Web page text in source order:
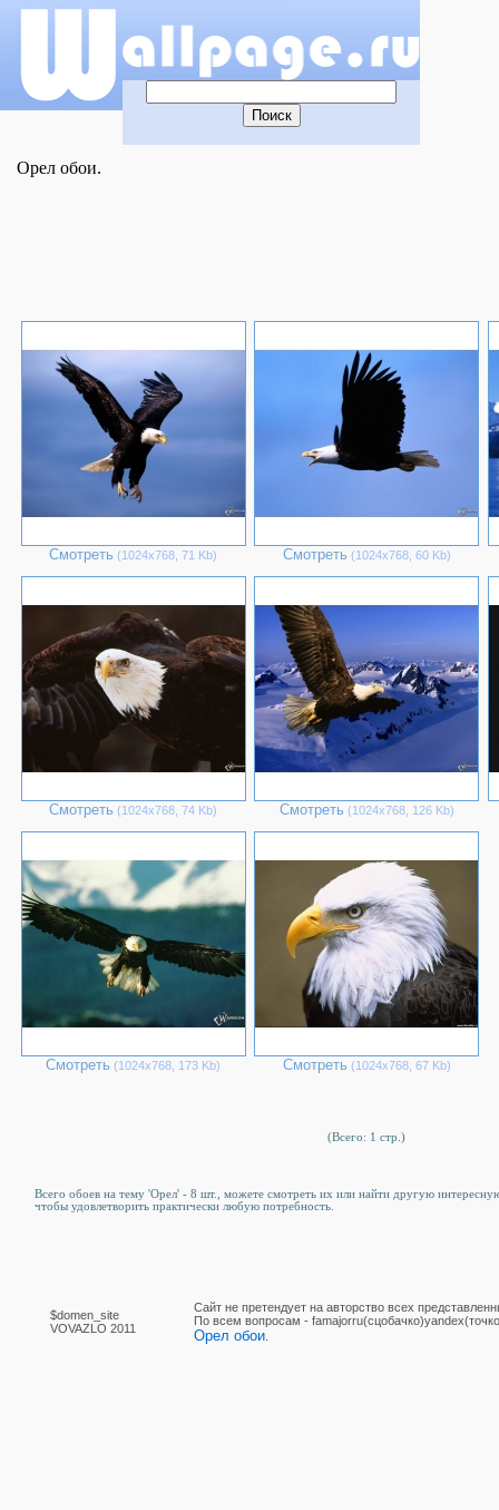
Орел обои.
Смотреть (1024х768, 71 Kb) Смотреть (1024х768, 60 Kb)
Смотреть (1024х768, 74 Kb) Смотреть (1024х768, 126 Kb)
Смотреть (1024х768, 173 Kb) Смотреть (1024х768, 67 Kb)
(Всего: 1 стр.)
Всего обоев на тему 'Орел' - 8 шт., можете смотреть их или найти другую
чтобы удовлетворить практически любую потребность.
$domen_site
VOVAZLO 2011
Сайт не претендует на авторство всех
По вcем вопросам -
Орел обои